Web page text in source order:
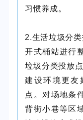
习惯养成。
2.生活垃圾分
开式桶站进行
垃圾分类投放
建设环境更友
点。对场地条
背街小巷等区